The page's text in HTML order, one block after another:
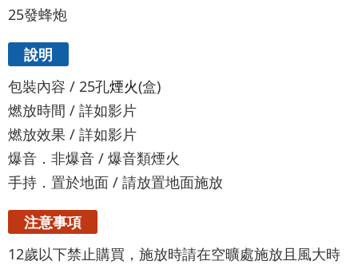
25發蜂炮
說明
包裝內容 / 25孔煙火(盒)
燃放時間 / 詳如影片
燃放效果 / 詳如影片
爆音．非爆音 / 爆音類煙火
手持．置於地面 / 請放置地面施放
注意事項
12歲以下禁止購買，施放時請在空曠處施放且風大時